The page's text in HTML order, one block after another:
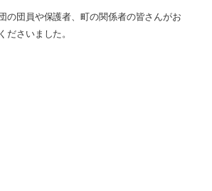
の団員や保護者、町の関係者の皆さんがお
さいました。